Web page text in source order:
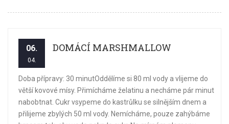
06.
04.
DOMÁCÍ MARSHMALLOW
Doba přípravy: 30 minutOddělíme si 80 ml vody a vlijeme do
větší kovové mísy. Přimícháme želatinu a necháme pár minut
nabobtnat. Cukr vsypeme do kastrůlku se silnějším dnem a
přilijeme zbylých 50 ml vody. Nemícháme, pouze zahýbáme